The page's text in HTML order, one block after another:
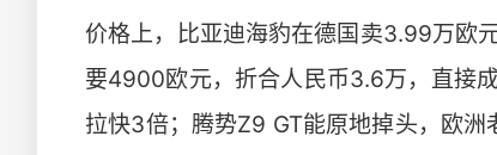
价格上，比亚迪海豹在德国卖3.99万欧
要4900欧元，折合人民币3.6万，直接
拉快3倍；腾势Z9 GT能原地掉头，欧